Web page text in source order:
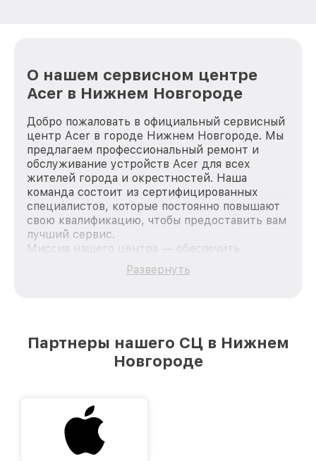
О нашем сервисном центре
Acer в Нижнем Новгороде
Добро пожаловать в официальный сервисный
центр Acer в городе Нижнем Новгороде. Мы
предлагаем профессиональный ремонт и
обслуживание устройств Acer для всех
жителей города и окрестностей. Наша
команда состоит из сертифицированных
специалистов, которые постоянно повышают
свою квалификацию, чтобы предоставить вам
лучший сервис.
Миссия нашего центра — обеспечить
качественный и доступный ремонт для
каждого пользователя продукции Acer, вне
лучшим сервисным центром Acer в городе
Нижнем Новгороде, постоянно повышая
Развернуть
Партнеры нашего СЦ в Нижнем
Новгороде